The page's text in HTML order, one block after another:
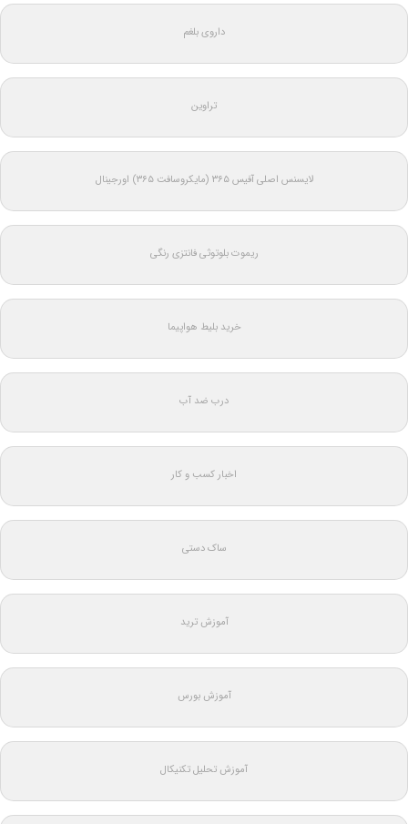
داروی بلغم
تراوین
لایسنس اصلی آفیس ۳۶۵ (مایکروسافت ۳۶۵) اورجینال
ریموت بلوتوثی فانتزی رنگی
خرید بلیط هواپیما
درب ضد آب
اخبار کسب و کار
ساک دستی
آموزش ترید
آموزش بورس
آموزش تحلیل تکنیکال